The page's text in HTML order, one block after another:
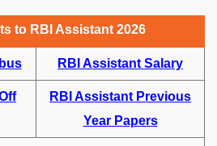
to RBI Assistant 2026
RBI Assistant Salary
RBI Assistant Previous
Year Papers